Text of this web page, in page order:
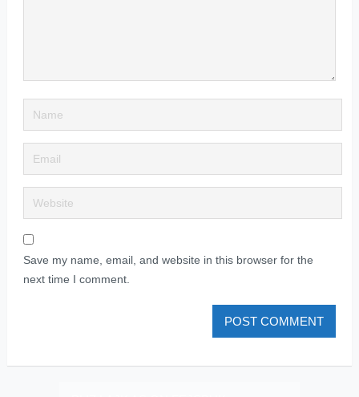
Save my name, email, and website in this browser for the
next time I comment.